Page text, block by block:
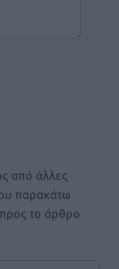
από άλλες
παρακάτω
το άρθρο